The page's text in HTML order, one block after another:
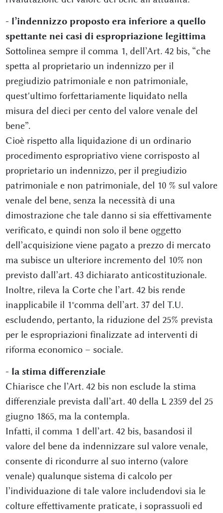
- l’indennizzo proposto era inferiore a quello
spettante nei casi di espropriazione legittima
Sottolinea sempre il comma 1, dell’Art. 42 bis, “che
spetta al proprietario un indennizzo per il
pregiudizio patrimoniale e non patrimoniale,
quest'ultimo forfettariamente liquidato nella
misura del dieci per cento del valore venale del
bene”.
Cioè rispetto alla liquidazione di un ordinario
procedimento espropriativo viene corrisposto al
proprietario un indennizzo, per il pregiudizio
patrimoniale e non patrimoniale, del 10 % sul valore
venale del bene, senza la necessità di una
dimostrazione che tale danno si sia effettivamente
verificato, e quindi non solo il bene oggetto
dell’acquisizione viene pagato a prezzo di mercato
ma subisce un ulteriore incremento del 10% non
previsto dall’art. 43 dichiarato anticostituzionale.
Inoltre, rileva la Corte che l’art. 42 bis rende
inapplicabile il 1°comma dell’art. 37 del T.U.
escludendo, pertanto, la riduzione del 25% prevista
per le espropriazioni finalizzate ad interventi di
riforma economico – sociale.
- la stima differenziale
Chiarisce che l’Art. 42 bis non esclude la stima
differenziale prevista dall’art. 40 della L 2359 del 25
giugno 1865, ma la contempla.
Infatti, il comma 1 dell’art. 42 bis, basandosi il
valore del bene da indennizzare sul valore venale,
consente di ricondurre al suo interno (valore
venale) qualunque sistema di calcolo per
l’individuazione di tale valore includendovi sia le
colture effettivamente praticate, i soprassuoli ed